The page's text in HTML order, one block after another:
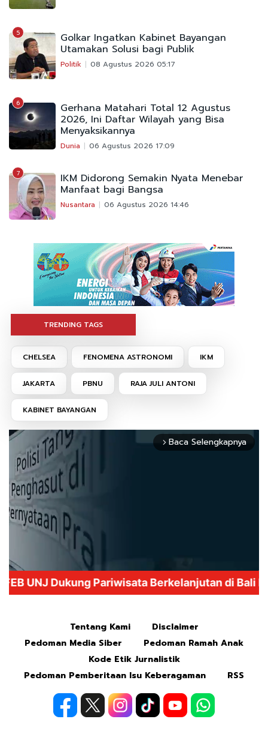
5 Golkar Ingatkan Kabinet Bayangan
Utamakan Solusi bagi Publik
Politik 08 Agustus 2026 05:17
6 Gerhana Matahari Total 12 Agustus
2026, Ini Daftar Wilayah yang Bisa
Menyaksikannya
Dunia 06 Agustus 2026 17:09
7 IKM Didorong Semakin Nyata Menebar
Manfaat bagi Bangsa
Nusantara 06 Agustus 2026 14:46
TRENDING TAGS
CHELSEA FENOMENA ASTRONOMI IKM
JAKARTA PBNU RAJA JULI ANTONI
KABINET BAYANGAN
arrow_forward_ios Baca Selengkapnya
Tentang Kami
Disclaimer
Pedoman Media Siber
Pedoman Ramah Anak
Kode Etik Jurnalistik
Pedoman Pemberitaan Isu Keberagaman
RSS